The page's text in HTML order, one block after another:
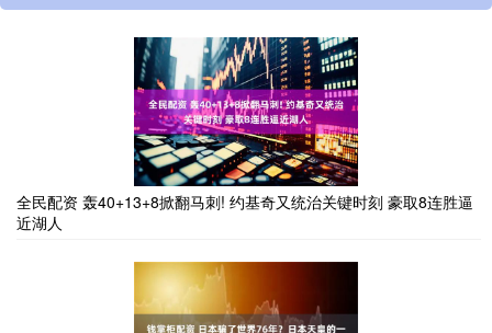
全民配资 轰40+13+8掀翻马刺! 约基奇又统治关键时刻 豪取8连胜逼
近湖人